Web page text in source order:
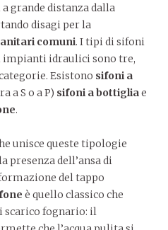
grande distanza dalla
disagi per la
comuni. I tipi di sifoni
idraulici sono tre,
Esistono sifoni a
a S o a P) sifoni a bottigliae
.
unisce queste tipologie
presenza dell’ansa di
del tappo
è quello classico che
scarico fognario: il